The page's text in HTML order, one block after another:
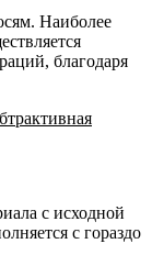
Наиболее
благодаря
с исходной
с гораздо